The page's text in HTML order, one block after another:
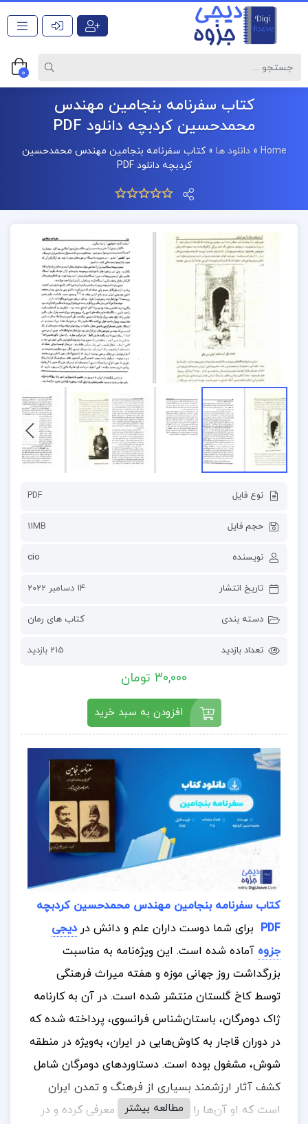
0
کتاب سفرنامه بنجامین مهندس
محمدحسین کردبچه دانلود PDF
Home
»دانلود ها »کتاب سفرنامه بنجامین مهندس محمدحسین
کردبچه دانلود PDF
نوع فایل PDF
حجم فایل 11MB
نویسنده cio
تاریخ انتشار 14 دسامبر 2022
دسته بندی کتاب های رمان
تعداد بازدید 215 بازدید
30,000 تومان
افزودن به سبد خرید
کتاب سفرنامه بنجامین مهندس محمدحسین کردبچه
PDF برای شما دوست داران علم و دانش دردیجی
جزوه آماده شده است. این ویژه‌نامه به مناسبت
بزرگداشت روز جهانی موزه و هفته میراث فرهنگی
توسط کاخ گلستان منتشر شده است. در آن به کارنامه
ژاک دومرگان، باستان‌شناس فرانسوی، پرداخته شده که
در دوران قاجار به کاوش‌هایی در ایران، به‌ویژه در منطقه
شوش، مشغول بوده است. دستاوردهای دومرگان شامل
کشف آثار ارزشمند بسیاری از فرهنگ و تمدن ایران
است که او آن‌ها را به جامعه جهانی معرفی کرده و در
مطالعه بیشتر